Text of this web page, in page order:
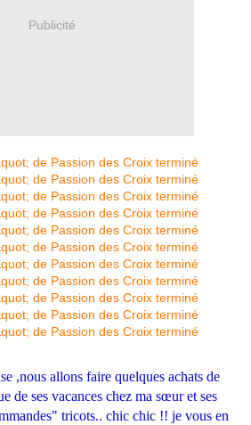
Publicité
,nous allons faire quelques achats de
de ses vacances chez ma sœur et ses
tricots.. chic chic !! je vous en